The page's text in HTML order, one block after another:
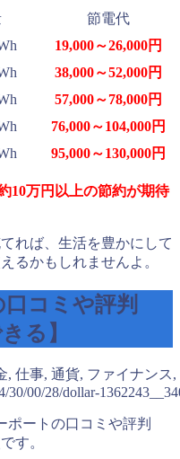
節電代
19,000～26,000円
38,000～52,000円
57,000～78,000円
76,000～104,000円
95,000～130,000円
10万円以上の節約が期待
れば、生活を豊かにして
るかもしれませんよ。
コミや評判
る】
30/00/28/dollar-
ポートの口コミや評判
す。